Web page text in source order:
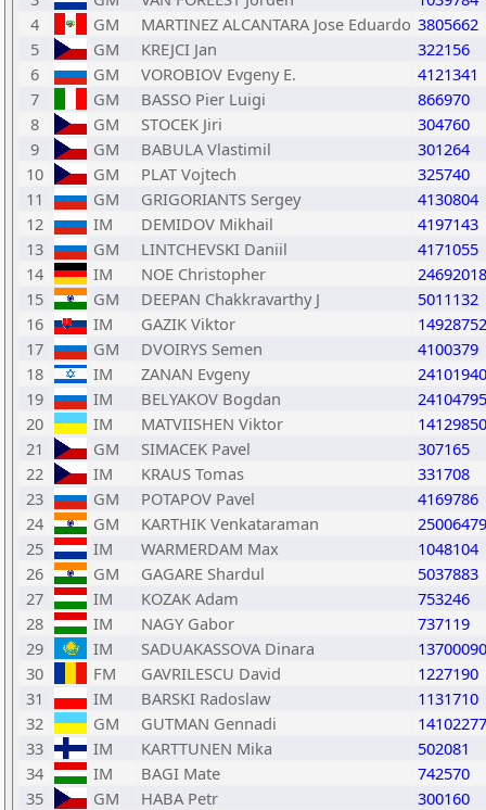
4
GM MARTINEZ ALCANTARA Jose Eduardo 3805662
5
GM KREJCI Jan
322156
6
GM VOROBIOV Evgeny E.
4121341
7
GM BASSO Pier Luigi
866970
8
GM STOCEK Jiri
304760
9
GM BABULA Vlastimil
301264
10
GM PLAT Vojtech
325740
11
GM GRIGORIANTS Sergey
4130804
12
IM DEMIDOV Mikhail
4197143
13
GM LINTCHEVSKI Daniil
4171055
14
IM NOE Christopher
24692018
15
GM DEEPAN Chakkravarthy J
5011132
16
IM GAZIK Viktor
14928752
17
GM DVOIRYS Semen
4100379
18
IM ZANAN Evgeny
24101940
19
IM BELYAKOV Bogdan
24104795
20
IM MATVIISHEN Viktor
14129850
21
GM SIMACEK Pavel
307165
22
IM KRAUS Tomas
331708
23
GM POTAPOV Pavel
4169786
24
GM KARTHIK Venkataraman
25006479
25
IM WARMERDAM Max
1048104
26
GM GAGARE Shardul
5037883
27
IM KOZAK Adam
753246
28
IM NAGY Gabor
737119
29
IM SADUAKASSOVA Dinara
13700090
30
FM GAVRILESCU David
1227190
31
IM BARSKI Radoslaw
1131710
32
GM GUTMAN Gennadi
14102277
33
IM KARTTUNEN Mika
502081
34
IM BAGI Mate
742570
35
GM HABA Petr
300160